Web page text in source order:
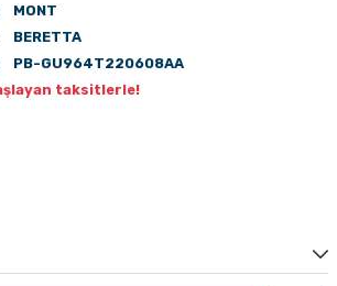
MONT
BERETTA
PB-GU964T220608AA
taksitlerle!